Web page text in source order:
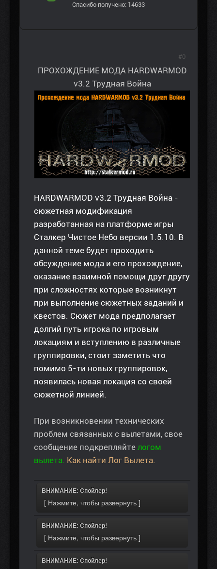
Спасибо получено: 14633
ПРОХОЖДЕНИЕ МОДА HARDWARMOD
v3.2 Трудная Война
HARDWARMOD v3.2 Трудная Война -
сюжетная модификация
разработанная на платформе игры
Сталкер Чистое Небо версии 1.5.10. В
данной теме будет проходить
обсуждение мода и его прохождение,
оказание взаимной помощи друг другу
при сложностях которые возникнут
при выполнение сюжетных заданий и
квестов. Сюжет мода предполагает
долгий путь игрока по игровым
локациям и вступлению в различные
группировки, стоит заметить что
помимо 5-ти новых группировок,
появилась новая локация со своей
сюжетной линией.
При возникновении технических
проблем связанных с вылетами, свое
сообщение подкрепляйте логом
вылета. Как найти Лог Вылета.
ВНИМАНИЕ: Спойлер!
ВНИМАНИЕ: Спойлер!
ВНИМАНИЕ: Спойлер!
#0